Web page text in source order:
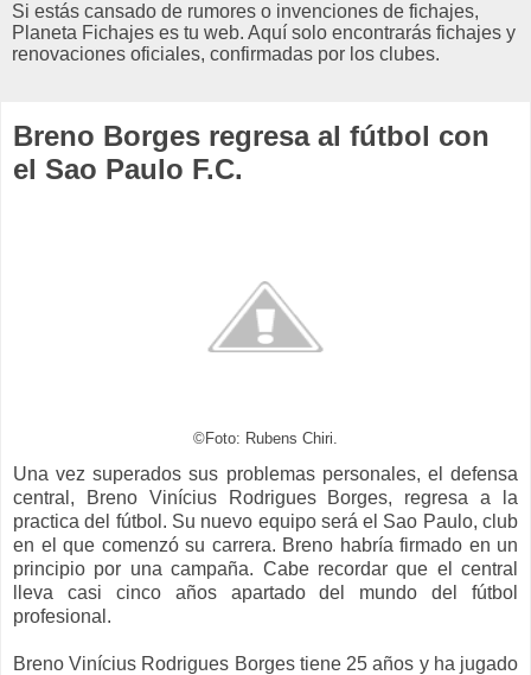
Si estás cansado de rumores o invenciones de fichajes,
Planeta Fichajes es tu web. Aquí solo encontrarás fichajes y
renovaciones oficiales, confirmadas por los clubes.
Breno Borges regresa al fútbol con
el Sao Paulo F.C.
©Foto: Rubens Chiri.
Una vez superados sus problemas personales, el defensa
central, Breno Vinícius Rodrigues Borges, regresa a la
practica del fútbol. Su nuevo equipo será el Sao Paulo, club
en el que comenzó su carrera. Breno habría firmado en un
principio por una campaña. Cabe recordar que el central
lleva casi cinco años apartado del mundo del fútbol
profesional.
Breno Vinícius Rodrigues Borges tiene 25 años y ha jugado